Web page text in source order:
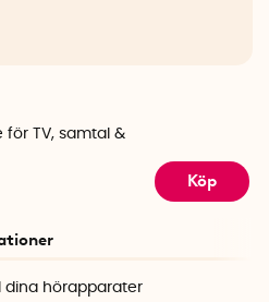
för TV, samtal &
Köp
dina hörapparater